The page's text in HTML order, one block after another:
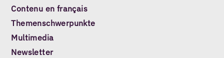
Contenu en français
Themenschwerpunkte
Multimedia
Newsletter